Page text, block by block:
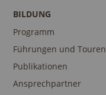
BILDUNG
Programm
Führungen und Touren
Publikationen
Ansprechpartner